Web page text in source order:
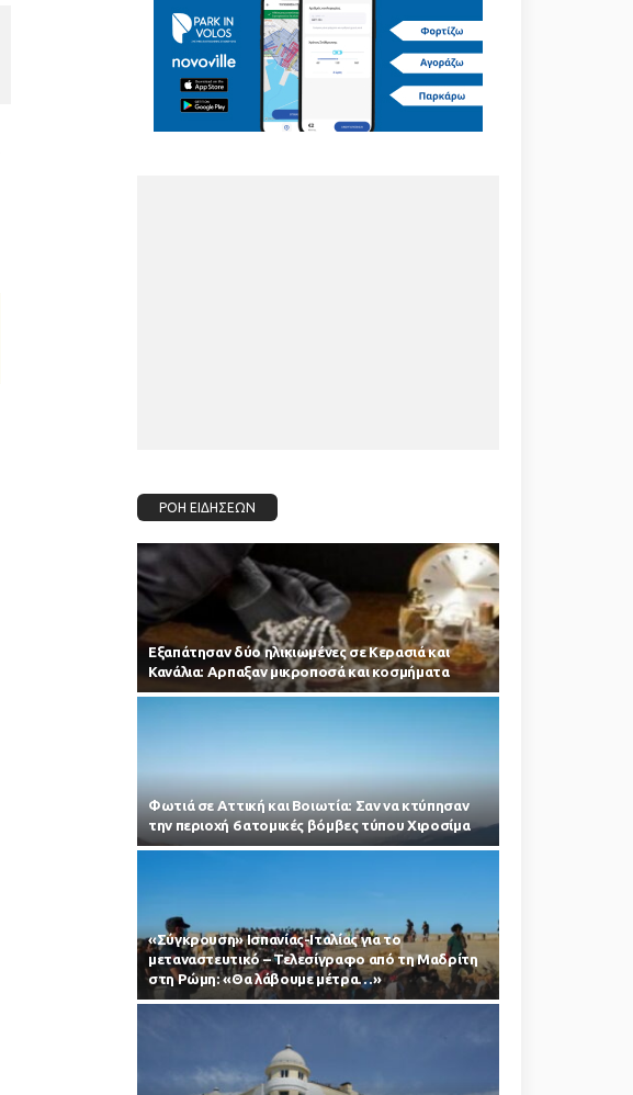
ΡΟΗ ΕΙΔΗΣΕΩΝ
Εξαπάτησαν δύο ηλικιωμένες σε Κερασιά και
Κανάλια: Αρπαξαν μικροποσά και κοσμήματα
Φωτιά σε Αττική και Βοιωτία: Σαν να κτύπησαν
την περιοχή 6 ατομικές βόμβες τύπου Χιροσίμα
«Σύγκρουση» Ισπανίας-Ιταλίας για το
μεταναστευτικό – Τελεσίγραφο από τη Μαδρίτη
στη Ρώμη: «Θα λάβουμε μέτρα…»